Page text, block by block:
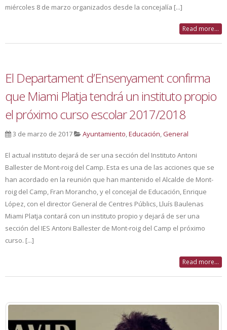
miércoles 8 de marzo organizados desde la concejalía [...]
Read more...
El Departament d’Ensenyament confirma
que Miami Platja tendrá un instituto propio
el próximo curso escolar 2017/2018
3 de marzo de 2017 Ayuntamiento,Educación,General
El actual instituto dejará de ser una sección del Instituto Antoni
Ballester de Mont-roig del Camp. Esta es una de las acciones que se
han acordado en la reunión que han mantenido el Alcalde de Mont-
roig del Camp, Fran Morancho, y el concejal de Educación, Enrique
López, con el director General de Centres Públics, Lluís Baulenas
Miami Platja contará con un instituto propio y dejará de ser una
sección del IES Antoni Ballester de Mont-roig del Camp el próximo
curso. [...]
Read more...